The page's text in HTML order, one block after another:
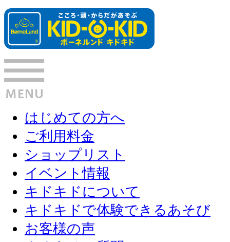
はじめての方へ
ご利用料金
ショップリスト
イベント情報
キドキドについて
キドキドで体験できるあそび
お客様の声